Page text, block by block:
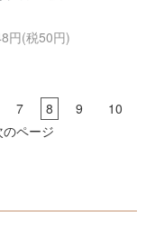
円(税50円)
7 8 9
10
のページ